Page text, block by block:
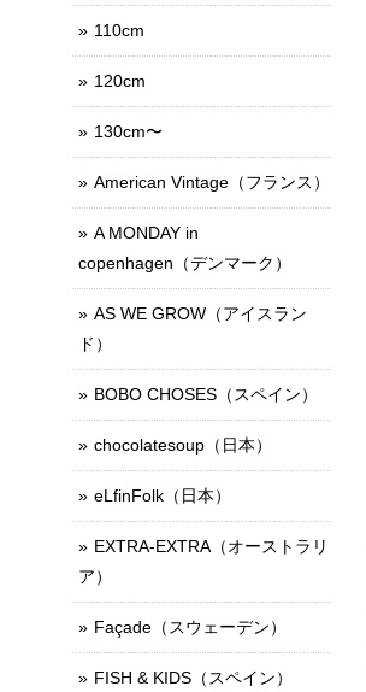
110cm
120cm
130cm〜
American Vintage（フランス）
A MONDAY in
copenhagen（デンマーク）
AS WE GROW（アイスラン
ド）
BOBO CHOSES（スペイン）
chocolatesoup（日本）
eLfinFolk（日本）
EXTRA-EXTRA（オーストラリ
ア）
Façade（スウェーデン）
FISH & KIDS（スペイン）